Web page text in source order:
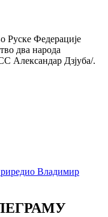
Руске Федерације
два народа
Александар Дзјуба/.